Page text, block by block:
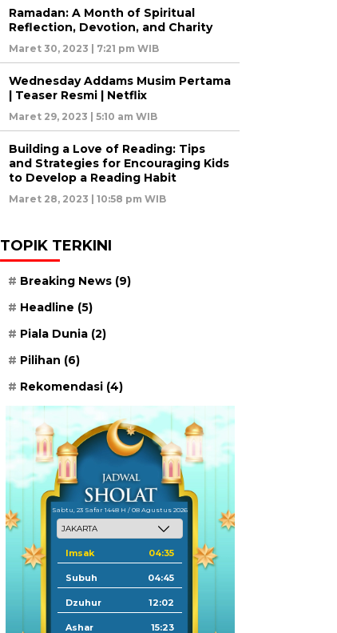
Ramadan: A Month of Spiritual
Reflection, Devotion, and Charity
Maret 30, 2023 | 7:21 pm WIB
Wednesday Addams Musim Pertama
| Teaser Resmi | Netflix
Maret 29, 2023 | 5:10 am WIB
Building a Love of Reading: Tips
and Strategies for Encouraging Kids
to Develop a Reading Habit
Maret 28, 2023 | 10:58 pm WIB
TOPIK TERKINI
Breaking News (9)
Headline (5)
Piala Dunia (2)
Pilihan (6)
Rekomendasi (4)
Sabtu, 23 Safar 1448 H / 08 Agustus 2026
Imsak 04:35
Subuh 04:45
Dzuhur 12:02
Ashar 15:23